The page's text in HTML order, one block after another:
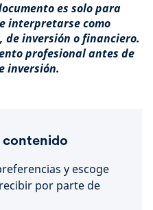
es solo para
interpretarse como
inversión o financiero.
profesional antes de
inversión.
contenido
y escoge
por parte de